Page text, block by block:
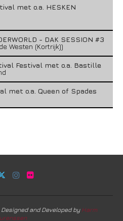
met o.a. HESKEN
- DAK SESSION #3
Westen (Kortrijk))
Festival met o.a. Bastille
met o.a. Queen of Spades
Designed and Developed by Harm